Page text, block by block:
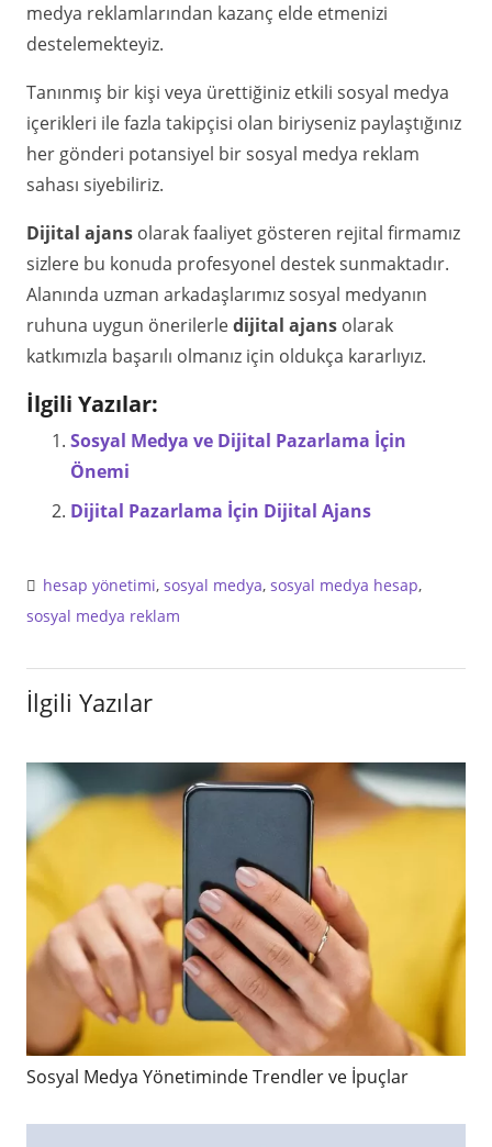
medya reklamlarından kazanç elde etmenizi
destelemekteyiz.
Tanınmış bir kişi veya ürettiğiniz etkili sosyal medya
içerikleri ile fazla takipçisi olan biriyseniz paylaştığınız
her gönderi potansiyel bir sosyal medya reklam
sahası siyebiliriz.
Dijital ajans olarak faaliyet gösteren rejital firmamız
sizlere bu konuda profesyonel destek sunmaktadır.
Alanında uzman arkadaşlarımız sosyal medyanın
ruhuna uygun önerilerledijital ajans olarak
katkımızla başarılı olmanız için oldukça kararlıyız.
İlgili Yazılar:
Sosyal Medya ve Dijital Pazarlama İçin
Önemi
Dijital Pazarlama İçin Dijital Ajans
hesap yönetimi, sosyal medya, sosyal medya hesap,
sosyal medya reklam
İlgili Yazılar
Sosyal Medya Yönetiminde Trendler ve İpuçlar